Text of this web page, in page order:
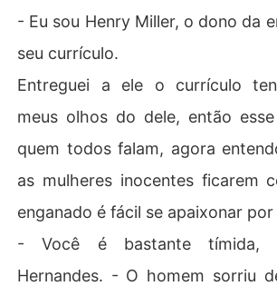
- Eu sou Henry Miller, o dono da
seu currículo.
Entreguei a ele o currículo
meus olhos do dele, então
quem todos falam, agora
as mulheres inocentes ficarem
enganado é fácil se apaixonar
- Você é bastante tímida,
Hernandes. - O homem sorriu